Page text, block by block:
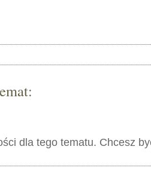
dla tego tematu. Chcesz